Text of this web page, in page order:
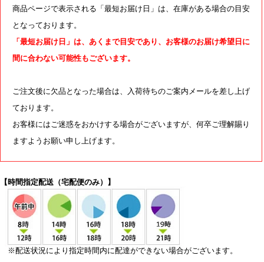
商品ページで表示される「最短お届け日」は、在庫がある場合の目安
となっております。
「最短お届け日」は、あくまで目安であり、お客様のお届け希望日に
間に合わない可能性もございます。
ご注文後に欠品となった場合は、入荷待ちのご案内メールを差し上げ
ております。
お客様にはご迷惑をおかけする場合がございますが、何卒ご理解賜り
ますようお願い申し上げます。
【時間指定配送（宅配便のみ）】
※配送状況により指定時間内に配達ができない場合がございます。